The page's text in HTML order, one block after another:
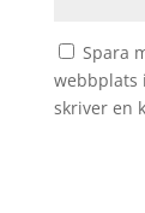
Spara
webbplats
skriver en